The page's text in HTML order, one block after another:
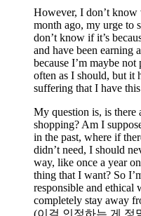
However, I don’t know
month ago, my urge to
don’t know if it’s
and have been earning
because I’m maybe
often as I should, but it
suffering that I have
My question is, is there
shopping? Am I
in the past, where if
didn’t need, I should
way, like once a year
thing that I want? So
responsible and ethical
completely stay away